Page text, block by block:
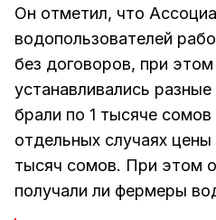
Он отметил, что
водопользователей
без договоров, при
устанавливались
брали по 1 тысяче сомов
отдельных случаях
тысяч сомов. При этом
получали ли фермеры